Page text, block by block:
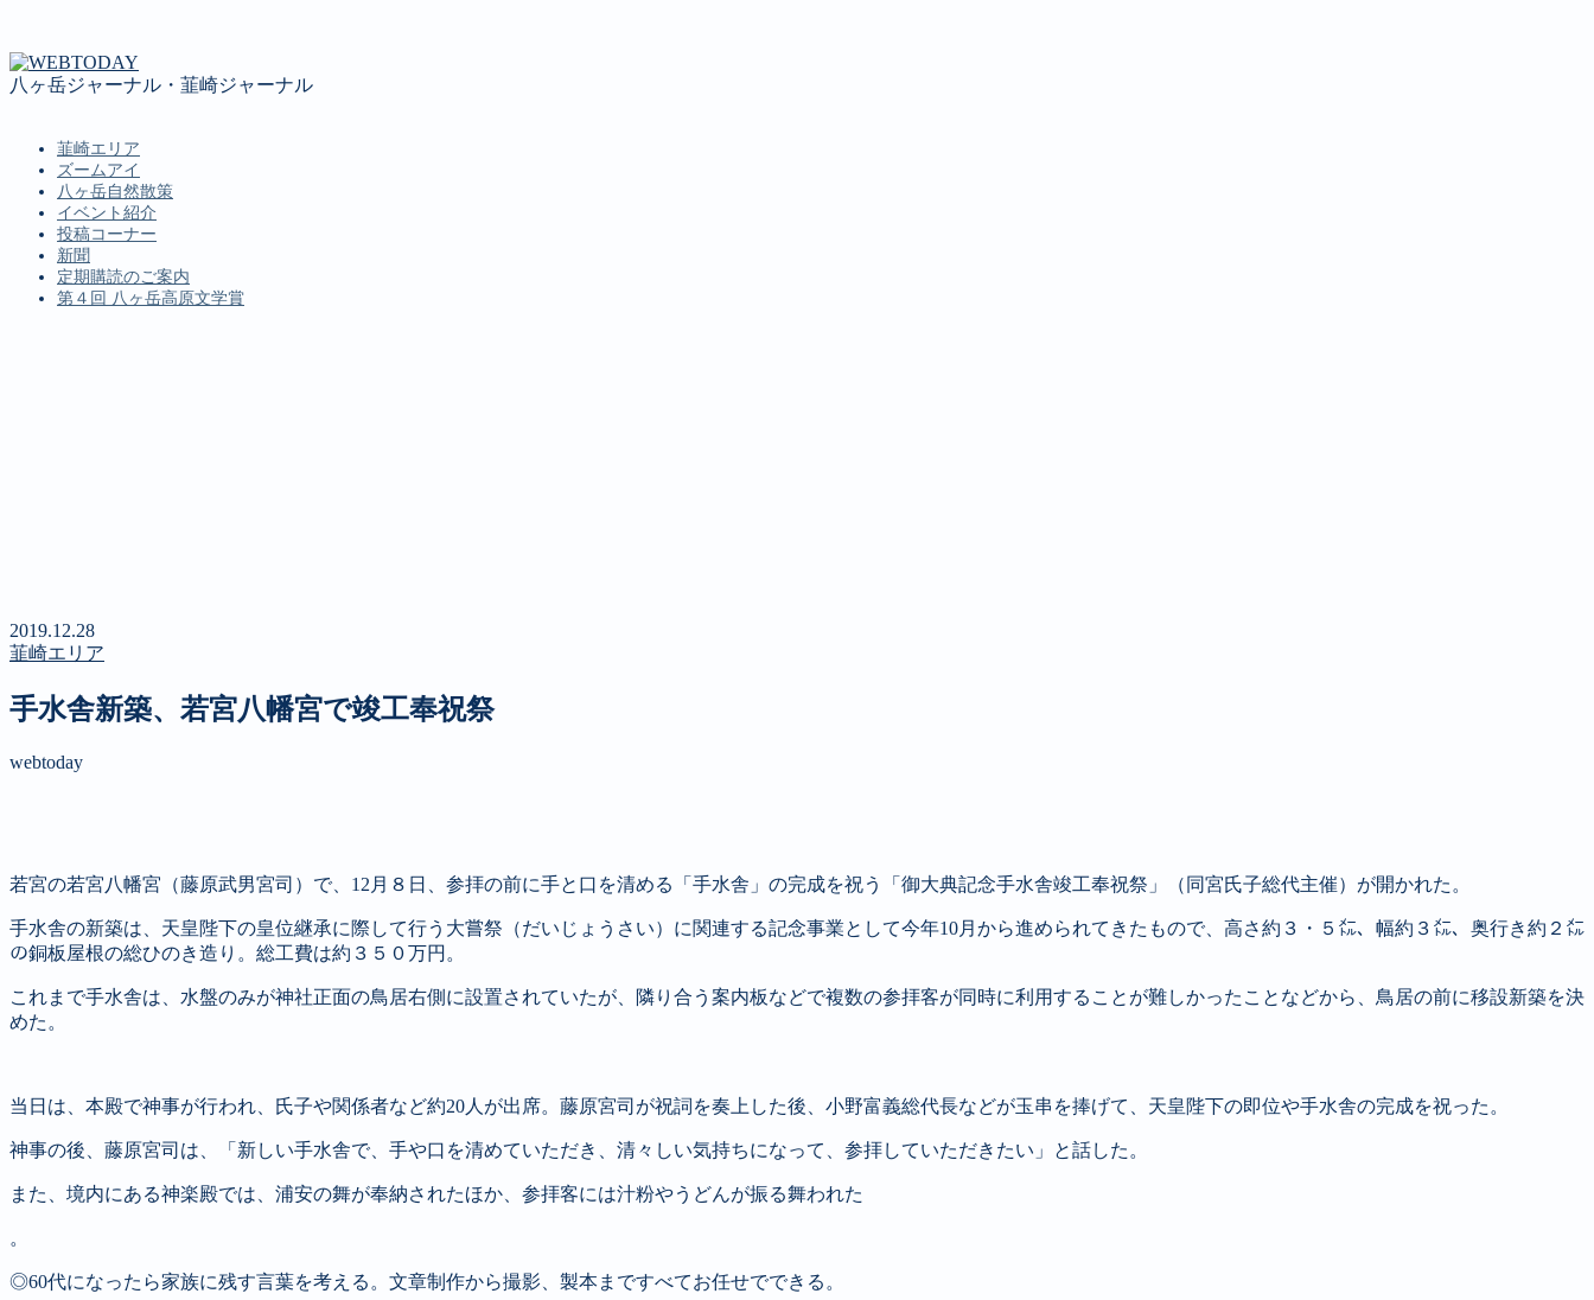
八ヶ岳ジャーナル・韮崎ジャーナル
韮崎エリア
ズームアイ
八ヶ岳自然散策
イベント紹介
投稿コーナー
新聞
定期購読のご案内
第４回 八ヶ岳高原文学賞
2019.12.28
韮崎エリア
手水舎新築、若宮八幡宮で竣工奉祝祭
webtoday
若宮の若宮八幡宮（藤原武男宮司）で、12月８日、参拝の前に手と口を清める「手水舎」の完成を祝う「御大典記念手水舎竣工奉祝祭」（同宮氏子総代主催）が開かれた。
手水舎の新築は、天皇陛下の皇位継承に際して行う大嘗祭（だいじょうさい）に関連する記念事業として今年10月から進められてきたもので、高さ約３・５㍍、幅約３㍍、奥行き約２㍍
の銅板屋根の総ひのき造り。総工費は約３５０万円。
これまで手水舎は、水盤のみが神社正面の鳥居右側に設置されていたが、隣り合う案内板などで複数の参拝客が同時に利用することが難しかったことなどから、鳥居の前に移設新築を決
めた。
当日は、本殿で神事が行われ、氏子や関係者など約20人が出席。藤原宮司が祝詞を奏上した後、小野富義総代長などが玉串を捧げて、天皇陛下の即位や手水舎の完成を祝った。
神事の後、藤原宮司は、「新しい手水舎で、手や口を清めていただき、清々しい気持ちになって、参拝していただきたい」と話した。
また、境内にある神楽殿では、浦安の舞が奉納されたほか、参拝客には汁粉やうどんが振る舞われた
。
◎60代になったら家族に残す言葉を考える。文章制作から撮影、製本まですべてお任せでできる。